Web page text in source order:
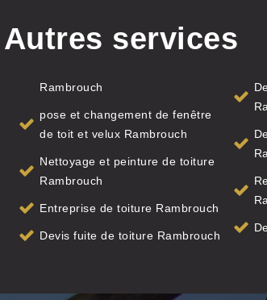
Autres services
Rambrouch
pose et changement de fenêtre
de toit et velux Rambrouch
Nettoyage et peinture de toiture
Rambrouch
Entreprise de toiture Rambrouch
Devis fuite de toiture Rambrouch